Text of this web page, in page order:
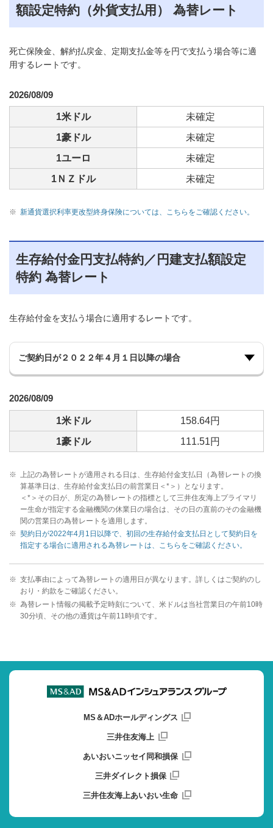
額設定特約（外貨支払用） 為替レート
死亡保険金、解約払戻金、定期支払金等を円で支払う場合等に適
用するレートです。
2026/08/09
1米ドル
未確定
1豪ドル
未確定
1ユーロ
未確定
1ＮＺドル
未確定
※ 新通貨選択利率更改型終身保険については、こちらをご確認ください。
生存給付金円支払特約／円建支払額設定
特約 為替レート
生存給付金を支払う場合に適用するレートです。
2026/08/09
1米ドル
158.64円
1豪ドル
111.51円
※
上記の為替レートが適用される日は、生存給付金支払日（為替レートの換
算基準日は、生存給付金支払日の前営業日＜*＞）となります。
＜*＞その日が、所定の為替レートの指標として三井住友海上プライマリ
ー生命が指定する金融機関の休業日の場合は、その日の直前のその金融機
関の営業日の為替レートを適用します。
※ 契約日が2022年4月1日以降で、初回の生存給付金支払日として契約日を
指定する場合に適用される為替レートは、こちらをご確認ください。
※ 支払事由によって為替レートの適用日が異なります。詳しくはご契約のし
おり・約款をご確認ください。
※ 為替レート情報の掲載予定時刻について、米ドルは当社営業日の午前10時
30分頃、その他の通貨は午前11時頃です。
MS＆ADホールディングス
三井住友海上
あいおいニッセイ同和損保
三井ダイレクト損保
三井住友海上あいおい生命